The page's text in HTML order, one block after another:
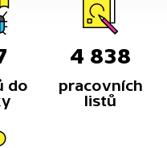
do
4 838
pracovních
listů